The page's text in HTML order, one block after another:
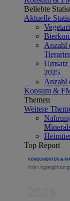
Beliebte
Aktuelle
Anzahl
2025
Anzahl
Konsum &
Themen
Weitere
Top Report